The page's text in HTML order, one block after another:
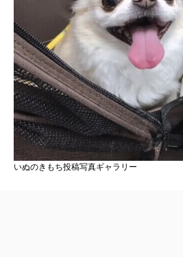
いぬのきもち投稿写真ギャラリー